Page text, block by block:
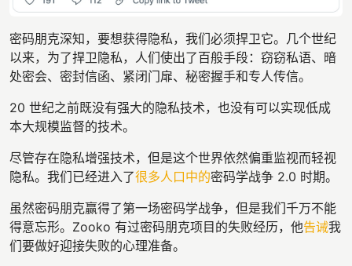
密码朋克深知，要想获得隐私，我们必须捍卫它。几个世纪
以来，为了捍卫隐私，人们使出了百般手段：窃窃私语、暗
处密会、密封信函、紧闭门扉、秘密握手和专人传信。
20 世纪之前既没有强大的隐私技术，也没有可以实现低成
本大规模监督的技术。
尽管存在隐私增强技术，但是这个世界依然偏重监视而轻视
隐私。我们已经进入了很多人口中的密码学战争 2.0 时期。
虽然密码朋克赢得了第一场密码学战争，但是我们千万不能
得意忘形。Zooko 有过密码朋克项目的失败经历，他告诫我
们要做好迎接失败的心理准备。